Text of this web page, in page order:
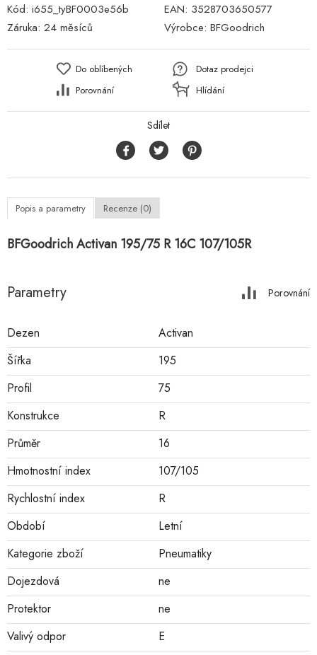
Kód: i655_tyBF0003e56b EAN: 3528703650577
Záruka: 24 měsíců Výrobce: BFGoodrich
Do oblíbených
Porovnání
Dotaz prodejci
Hlídání
Sdílet
Popis a parametry Recenze (0)
BFGoodrich Activan 195/75 R 16C 107/105R
Parametry Porovnání
Dezen
Activan
Šířka
195
Profil
75
Konstrukce
R
Průměr
16
Hmotnostní index
107/105
Rychlostní index
R
Období
Letní
Kategorie zboží
Pneumatiky
Dojezdová
ne
Protektor
ne
Valivý odpor
E